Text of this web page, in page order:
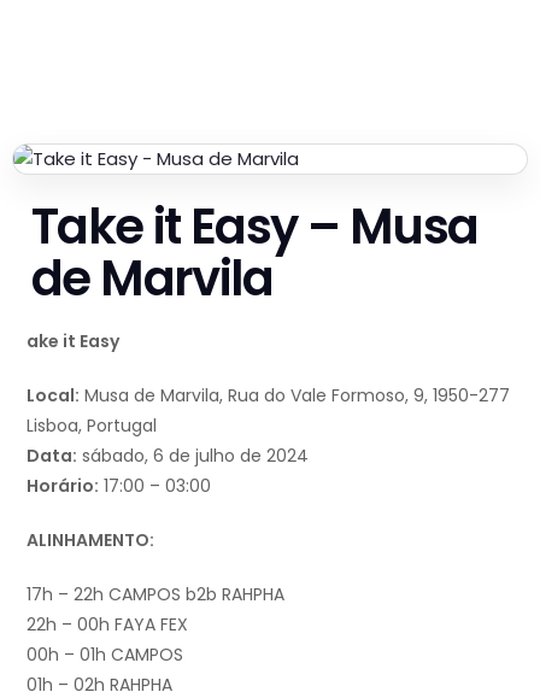
Take it Easy – Musa
de Marvila
ake it Easy
Local: Musa de Marvila, Rua do Vale Formoso, 9, 1950-277
Lisboa, Portugal
Data: sábado, 6 de julho de 2024
Horário: 17:00 – 03:00
ALINHAMENTO:
17h – 22h CAMPOS b2b RAHPHA
22h – 00h FAYA FEX
00h – 01h CAMPOS
01h – 02h RAHPHA